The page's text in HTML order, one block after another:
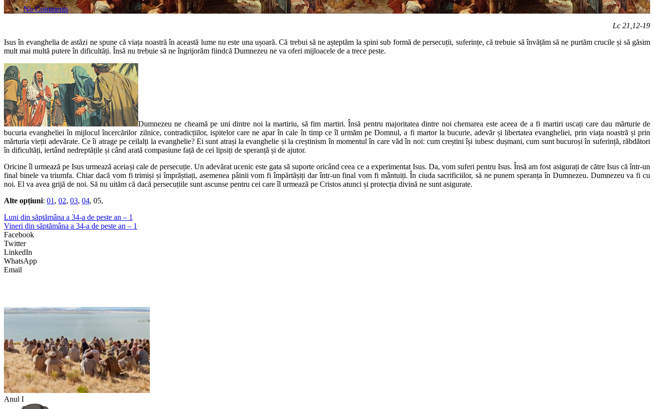
No Comments
Lc 21,12-19
Isus în evanghelia de astăzi ne spune că viața noastră în această lume nu este una ușoară. Că trebui să ne așteptăm la spini sub formă de persecuții, suferințe, că trebuie să învățăm să ne purtăm crucile și să găsim
mult mai multă putere în dificultăți. Însă nu trebuie să ne îngrijorăm fiindcă Dumnezeu ne va oferi mijloacele de a trece peste.
Dumnezeu ne cheamă pe uni dintre noi la martiriu, să fim martiri. Însă pentru majoritatea dintre noi chemarea este aceea de a fi martiri uscați care dau mărturie de
bucuria evangheliei în mijlocul încercărilor zilnice, contradicțiilor, ispitelor care ne apar în cale în timp ce îl urmăm pe Domnul, a fi martor la bucurie, adevăr și libertatea evangheliei, prin viața noastră și prin
mărturia vieții adevărate. Ce îi atrage pe ceilalți la evanghelie? Ei sunt atrași la evanghelie și la creștinism în momentul în care văd în noi: cum creștini își iubesc dușmani, cum sunt bucuroși în suferință, răbdători
în dificultăți, iertând nedreptățile și când arată compasiune față de cei lipsiți de speranță și de ajutor.
Oricine îl urmează pe Isus urmează aceiași cale de persecuție. Un adevărat ucenic este gata să suporte oricând ceea ce a experimentat Isus. Da, vom suferi pentru Isus. Însă am fost asigurați de către Isus că într-un
final binele va triumfa. Chiar dacă vom fi trimiși și împrăștiați, asemenea pâinii vom fi împărtășiți dar într-un final vom fi mântuiți. În ciuda sacrificiilor, să ne punem speranța în Dumnezeu. Dumnezeu va fi cu
noi. El va avea grijă de noi. Să nu uităm că dacă persecuțiile sunt ascunse pentru cei care îl urmează pe Cristos atunci și protecția divină ne sunt asigurate.
Alte opțiuni: 01 , 02, 03, 04, 05,
Luni din săptămâna a 34-a de peste an – 1
Vineri din săptămâna a 34-a de peste an – 1
Facebook
Twitter
LinkedIn
WhatsApp
Email
Anul I